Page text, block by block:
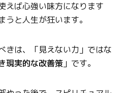
えば心強い味方になります
うと人生が狂います。
きは、「見えない力」ではな
現実的な改善策 」です。